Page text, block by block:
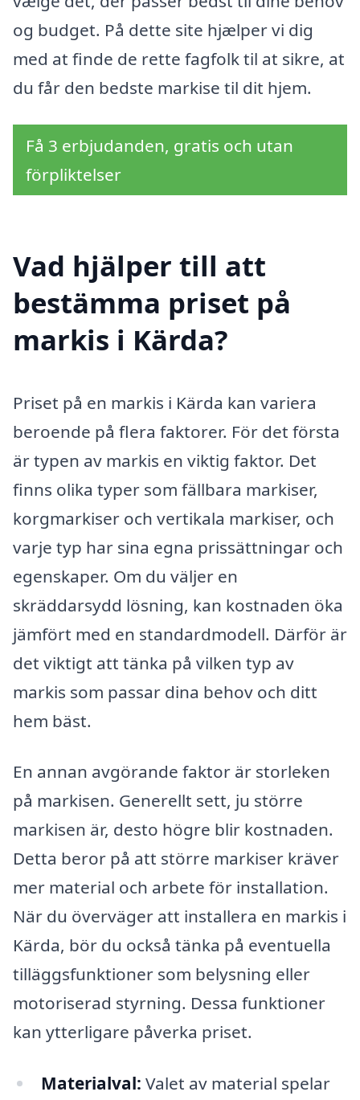
og budget. På dette site hjælper vi dig
med at finde de rette fagfolk til at sikre, at
du får den bedste markise til dit hjem.
Få 3 erbjudanden, gratis och utan
förpliktelser
Vad hjälper till att
bestämma priset på
markis i Kärda?
Priset på en markis i Kärda kan variera
beroende på flera faktorer. För det första
är typen av markis en viktig faktor. Det
finns olika typer som fällbara markiser,
korgmarkiser och vertikala markiser, och
varje typ har sina egna prissättningar och
egenskaper. Om du väljer en
skräddarsydd lösning, kan kostnaden öka
jämfört med en standardmodell. Därför är
det viktigt att tänka på vilken typ av
markis som passar dina behov och ditt
hem bäst.
En annan avgörande faktor är storleken
på markisen. Generellt sett, ju större
markisen är, desto högre blir kostnaden.
Detta beror på att större markiser kräver
mer material och arbete för installation.
När du överväger att installera en markis i
Kärda, bör du också tänka på eventuella
tilläggsfunktioner som belysning eller
motoriserad styrning. Dessa funktioner
kan ytterligare påverka priset.
Materialval: Valet av material spelar